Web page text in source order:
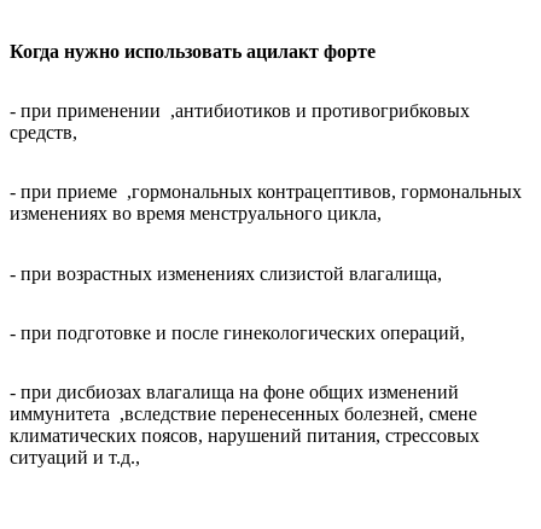
Когда нужно использовать ацилакт форте
- при применении ,антибиотиков и противогрибковых
средств,
- при приеме ,гормональных контрацептивов, гормональных
изменениях во время менструального цикла,
- при возрастных изменениях слизистой влагалища,
- при подготовке и после гинекологических операций,
- при дисбиозах влагалища на фоне общих изменений
иммунитета ,вследствие перенесенных болезней, смене
климатических поясов, нарушений питания, стрессовых
ситуаций и т.д.,